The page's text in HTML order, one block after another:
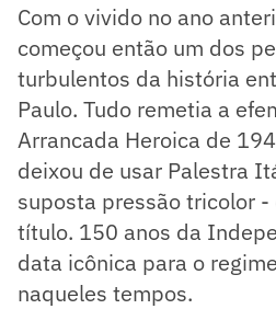
Com o vivido no ano
começou então um dos
turbulentos da história
Paulo. Tudo remetia a
Arrancada Heroica de
deixou de usar Palestra
suposta pressão tricolor
título. 150 anos da
data icônica para o
naqueles tempos.